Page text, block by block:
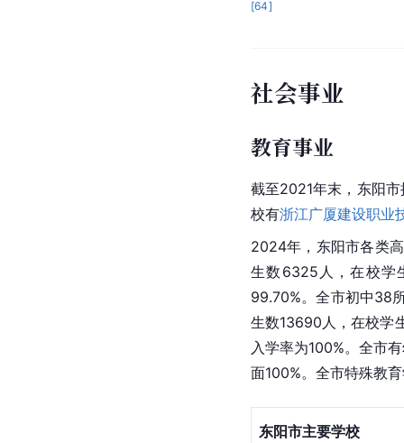
[64]
社会事业
教育事业
截至2021年末，东阳
校有浙江广厦建设职业
2024年，东阳市各类
生数6325人，在校学
99.70%。全市初中38
生数13690人，在校学
入学率为100%。全市
面100%。全市特殊教
东阳市主要学校